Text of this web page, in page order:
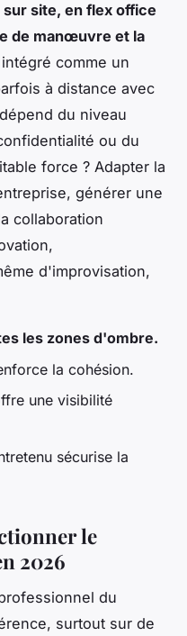
site, en flex office
de manœuvre et la
comme un
à distance avec
du niveau
ou du
force ? Adapter la
générer une
collaboration
d'improvisation,
les zones d'ombre.
la cohésion.
une visibilité
sécurise la
le
2026
du
surtout sur de